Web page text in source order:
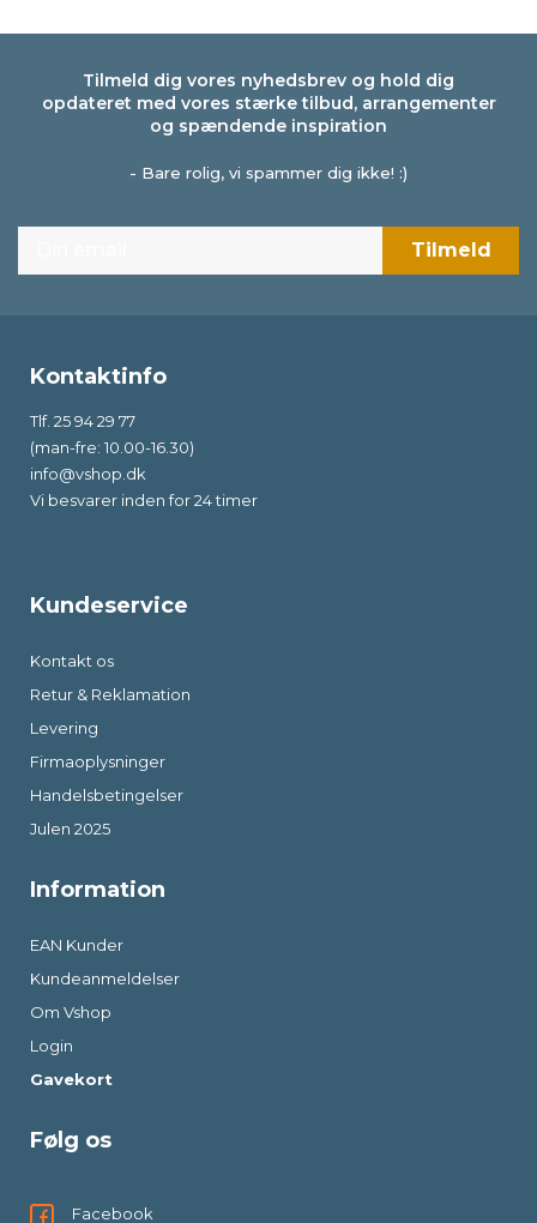
Tilmeld dig vores nyhedsbrev og hold dig
opdateret med vores stærke tilbud, arrangementer
og spændende inspiration
- Bare rolig, vi spammer dig ikke! :)
Kontaktinfo
Tlf. 25 94 29 77
(man-fre: 10.00-16.30)
info@vshop.dk
Vi besvarer inden for 24 timer
Kundeservice
Kontakt os
Retur & Reklamation
Levering
Firmaoplysninger
Handelsbetingelser
Julen 2025
Information
EAN Kunder
Kundeanmeldelser
Om Vshop
Login
Gavekort
Følg os
Facebook